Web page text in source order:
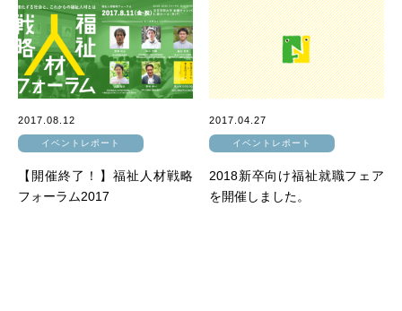
2017.08.12
イベントレポート
【開催終了！】福祉人材戦略
フォーラム2017
2017.04.27
イベントレポート
2018新卒向け福祉就職フェア
を開催しました。